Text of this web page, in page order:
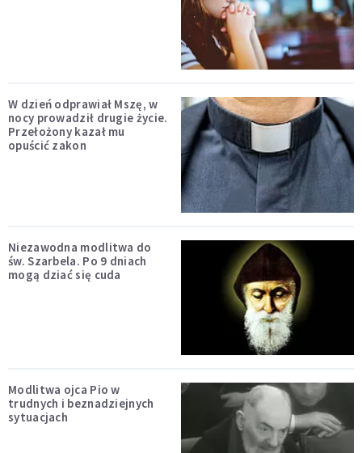
W dzień odprawiał Mszę, w
nocy prowadził drugie życie.
Przełożony kazał mu
opuścić zakon
Niezawodna modlitwa do
św. Szarbela. Po 9 dniach
mogą dziać się cuda
Modlitwa ojca Pio w
trudnych i beznadziejnych
sytuacjach